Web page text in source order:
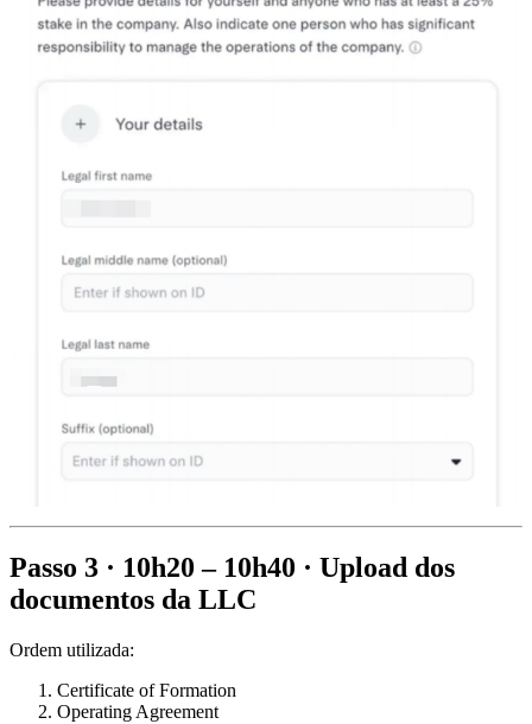
Passo 3 · 10h20 – 10h40 · Upload dos
documentos da LLC
Ordem utilizada:
Certificate of Formation
Operating Agreement